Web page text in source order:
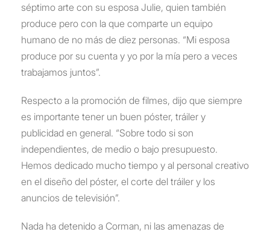
séptimo arte con su esposa Julie, quien también
produce pero con la que comparte un equipo
humano de no más de diez personas. “Mi esposa
produce por su cuenta y yo por la mía pero a veces
trabajamos juntos”.
Respecto a la promoción de filmes, dijo que siempre
es importante tener un buen póster, tráiler y
publicidad en general. “Sobre todo si son
independientes, de medio o bajo presupuesto.
Hemos dedicado mucho tiempo y al personal creativo
en el diseño del póster, el corte del tráiler y los
anuncios de televisión”.
Nada ha detenido a Corman, ni las amenazas de